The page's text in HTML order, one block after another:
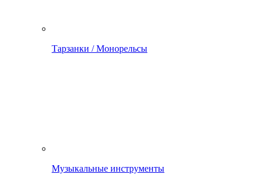
Тарзанки / Монорельсы
Музыкальные инструменты